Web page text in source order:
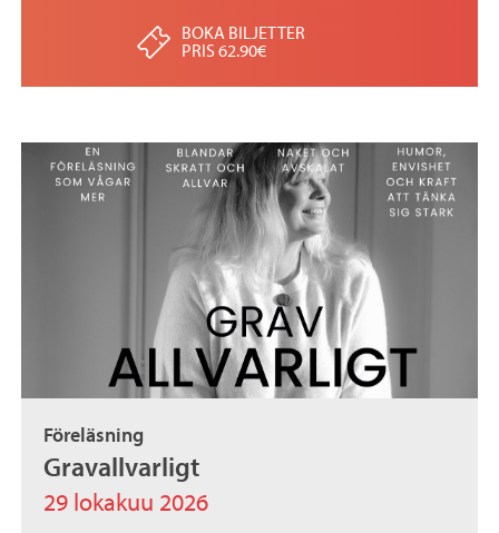
BOKA BILJETTER
PRIS 62.90€
Föreläsning
Gravallvarligt
29 lokakuu 2026